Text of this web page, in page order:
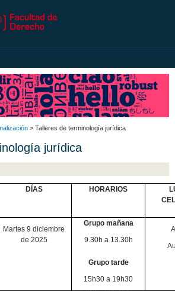
> Talleres de terminología jurídica
jurídica
DÍAS HORARIOS
Martes 9 diciembre
de 2025
Grupo mañana
9.30h a 13.30h
Grupo tarde
15h30 a 19h30